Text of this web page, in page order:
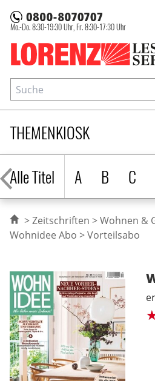
Lorenz
Mo.-Do. 8:30-19:30 Uhr, Fr. 8:30-17:30 Uhr
THEMENKIOSK
Alle Titel
A B C
Suche
Zeitschriftensuche
Zeitschriften
Wohnen &
Wohnidee Abo
Vorteilsabo